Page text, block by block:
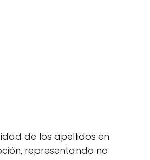
de los apellidos en
representando no